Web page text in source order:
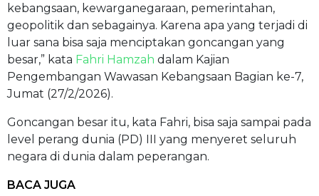
kebangsaan, kewarganegaraan, pemerintahan,
geopolitik dan sebagainya. Karena apa yang terjadi di
luar sana bisa saja menciptakan goncangan yang
besar,” kata Fahri Hamzah dalam Kajian
Pengembangan Wawasan Kebangsaan Bagian ke-7,
Jumat (27/2/2026).
Goncangan besar itu, kata Fahri, bisa saja sampai pada
level perang dunia (PD) III yang menyeret seluruh
negara di dunia dalam peperangan.
BACA JUGA